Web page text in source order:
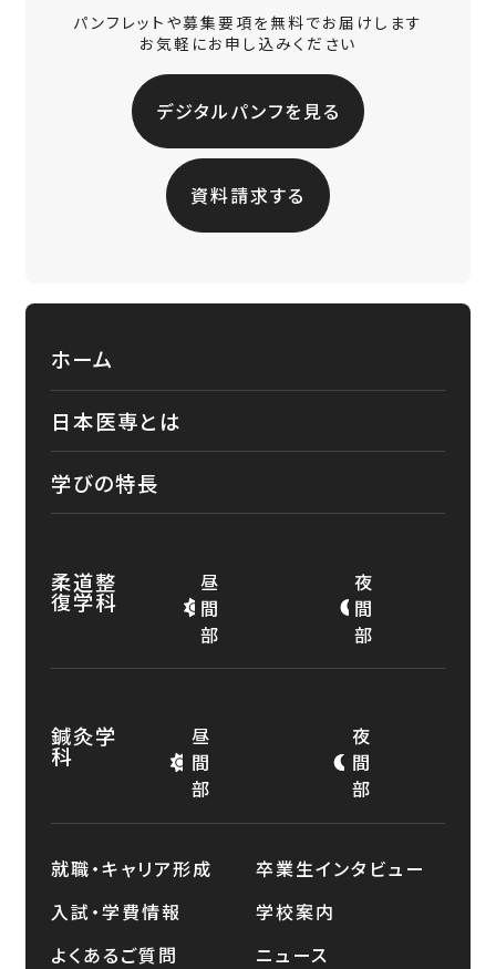
パンフレットや募集要項を無料でお届けします
お気軽にお申し込みください
デジタルパンフを見る
資料請求する
ホーム
日本医専とは
学びの特長
柔道整
復学科
昼
間
部
夜
間
部
鍼灸学
科
昼
間
部
夜
間
部
就職・キャリア形成
卒業生インタビュー
入試・学費情報
学校案内
よくあるご質問
ニュース